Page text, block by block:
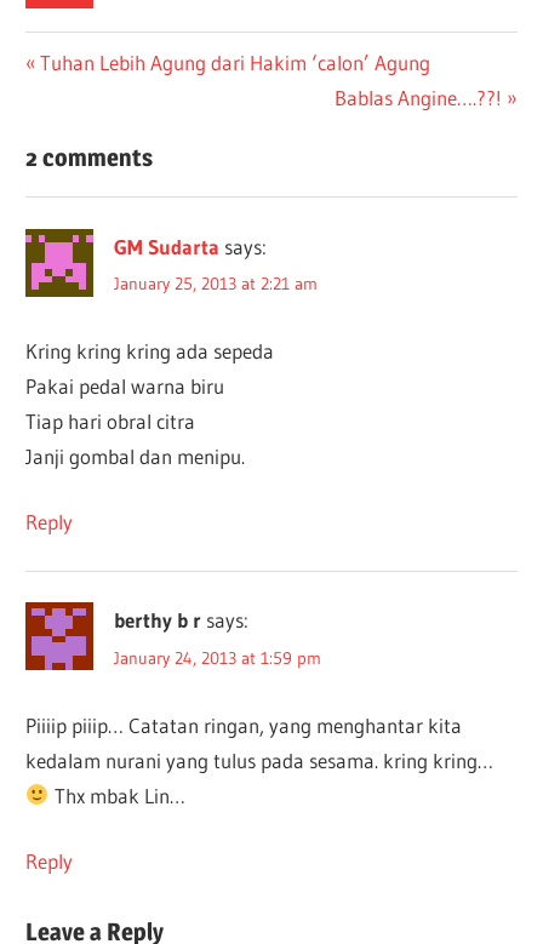
Post
Previous
Tuhan Lebih Agung dari Hakim ‘calon’ Agung
Next
Bablas Angine….??!
2 comments
GM Sudarta says:
January 25, 2013 at 2:21 am
Kring kring kring ada sepeda
Pakai pedal warna biru
Tiap hari obral citra
Janji gombal dan menipu.
Reply
berthy b r says:
January 24, 2013 at 1:59 pm
Piiiip piiip… Catatan ringan, yang menghantar kita
kedalam nurani yang tulus pada sesama. kring kring…
Thx mbak Lin…
Reply
Leave a Reply